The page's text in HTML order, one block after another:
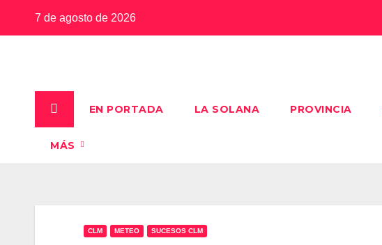
7 de agosto de 2026
EN PORTADA LA SOLANA PROVINCIA
MÁS
CLM METEO SUCESOS CLM